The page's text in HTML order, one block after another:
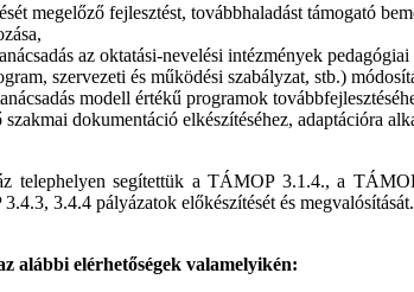
megelőző fejlesztést, továbbhaladást támogató
az oktatási-nevelési intézmények
szervezeti és működési szabályzat, stb.)
modell értékű programok
dokumentáció elkészítéséhez, adaptációra
telephelyen segítettük a TÁMOP 3.1.4., a
3.4.4 pályázatok előkészítését és megvalósítását.
alábbi elérhetőségek valamelyikén: